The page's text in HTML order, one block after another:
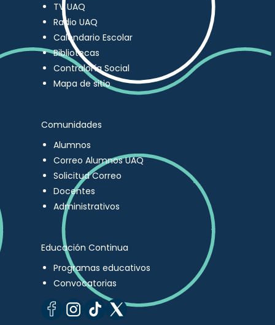
TV UAQ
Radio UAQ
Calendario Escolar
Bibliotecas
Contraloría Social
Mapa de sitio
Comunidades
Alumnos
Correo Alumnos UAQ
Solicitud Correo
Docentes
Administrativos
Educación Continua
Programas educativos
Convocatorias